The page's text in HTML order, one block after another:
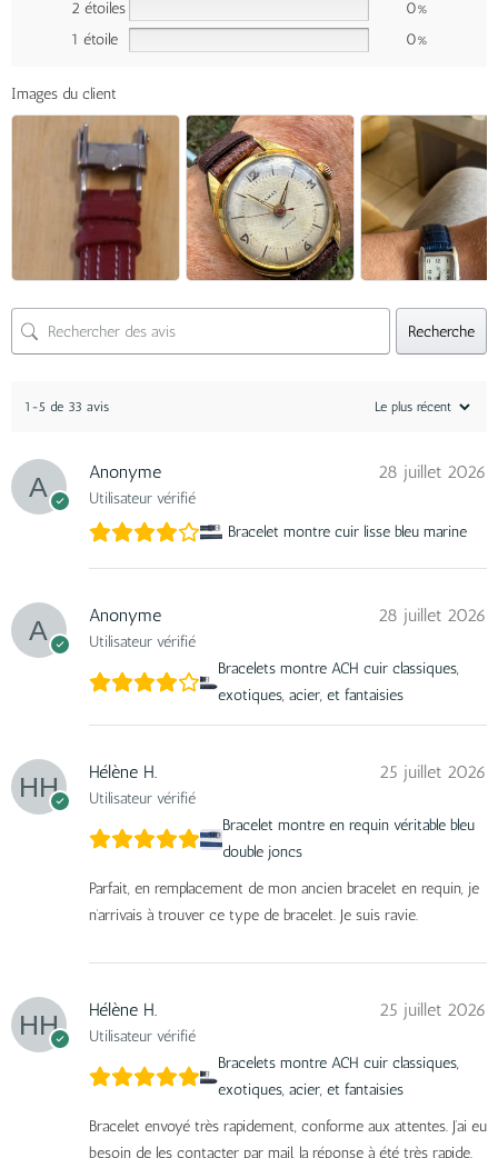
2 étoiles
0%
1 étoile
0%
Images du client
Recherche
1-5 de 33 avis
Anonyme
Utilisateur vérifié
28 juillet 2026
Bracelet montre cuir lisse bleu marine
Anonyme
Utilisateur vérifié
28 juillet 2026
Bracelets montre ACH cuir classiques,
exotiques, acier, et fantaisies
Hélène H.
Utilisateur vérifié
25 juillet 2026
Bracelet montre en requin véritable bleu
double joncs
Parfait, en remplacement de mon ancien bracelet en requin, je
n’arrivais à trouver ce type de bracelet. Je suis ravie.
Hélène H.
Utilisateur vérifié
25 juillet 2026
Bracelets montre ACH cuir classiques,
exotiques, acier, et fantaisies
Bracelet envoyé très rapidement, conforme aux attentes. J’ai eu
besoin de les contacter par mail, la réponse à été très rapide.